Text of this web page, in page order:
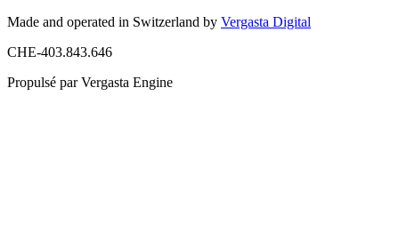
Made and operated in Switzerland by Vergasta Digital
CHE-403.843.646
Propulsé par Vergasta Engine